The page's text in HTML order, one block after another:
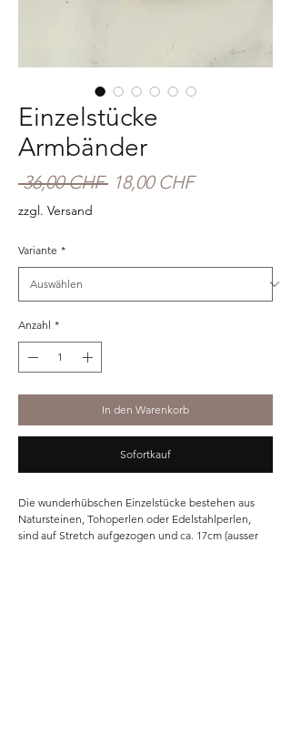
Einzelstücke
Armbänder
36,00 CHF Standardpreis
18,00 CHFSale-
zzgl. Versand
Variante *
Anzahl *
In den Warenkorb
Sofortkauf
Die wunderhübschen Einzelstücke bestehen aus
Natursteinen, Tohoperlen oder Edelstahlperlen,
sind auf Stretch aufgezogen und ca. 17cm (ausser